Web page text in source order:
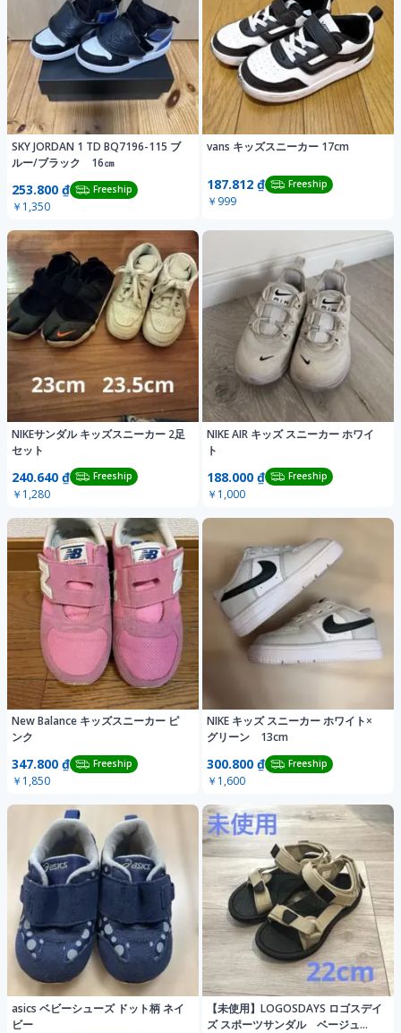
SKY JORDAN 1 TD BQ7196-115 ブ
ルー/ブラック 16㎝
253.800 ₫ Freeship
￥1,350
vans キッズスニーカー 17cm
187.812 ₫ Freeship
￥999
NIKEサンダル キッズスニーカー 2足
セット
240.640 ₫ Freeship
￥1,280
NIKE AIR キッズ スニーカー ホワイ
ト
188.000 ₫ Freeship
￥1,000
New Balance キッズスニーカー ピ
ンク
347.800 ₫ Freeship
￥1,850
NIKE キッズ スニーカー ホワイト×
グリーン 13cm
300.800 ₫ Freeship
￥1,600
asics ベビーシューズ ドット柄 ネイ
ビー
【未使用】LOGOSDAYS ロゴスデイ
ズ スポーツサンダル ベージュ